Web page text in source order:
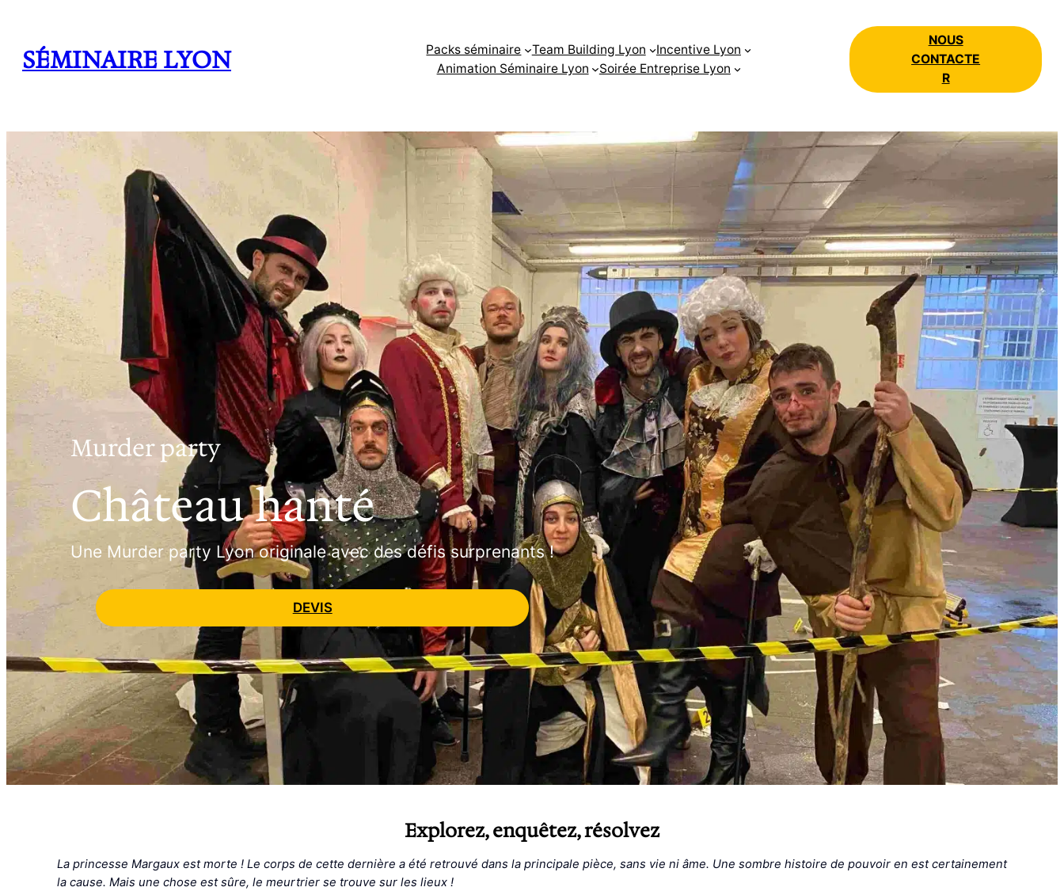
SÉMINAIRE LYON Packs séminaire Team Building Lyon
Incentive Lyon
Animation Séminaire Lyon
Soirée Entreprise Lyon
NOUS
CONTACTE
R
Murder party
Château hanté
Une Murder party Lyon originale avec des défis surprenants !
DEVIS
Explorez, enquêtez, résolvez
La princesse Margaux est morte ! Le corps de cette dernière a été retrouvé dans la principale pièce, sans vie ni âme. Une sombre histoire de pouvoir en est certainement
la cause. Mais une chose est sûre, le meurtrier se trouve sur les lieux !